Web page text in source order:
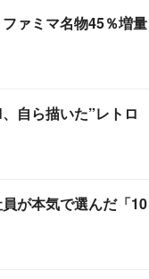
ァミマ名物45％増量
自ら描いた”レトロ
が本気で選んだ「10